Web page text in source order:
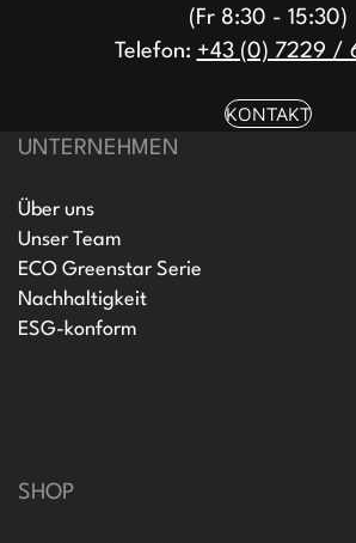
(Fr 8:30 - 15:30)
Telefon: +43 (0) 7229 /
KONTAKT
UNTERNEHMEN
Über uns
Unser Team
ECO Greenstar Serie
Nachhaltigkeit
ESG-konform
SHOP